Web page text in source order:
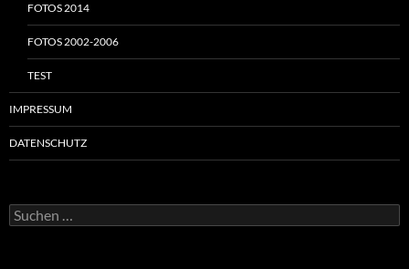
FOTOS 2014
FOTOS 2002-2006
TEST
IMPRESSUM
DATENSCHUTZ
Suchen
nach: